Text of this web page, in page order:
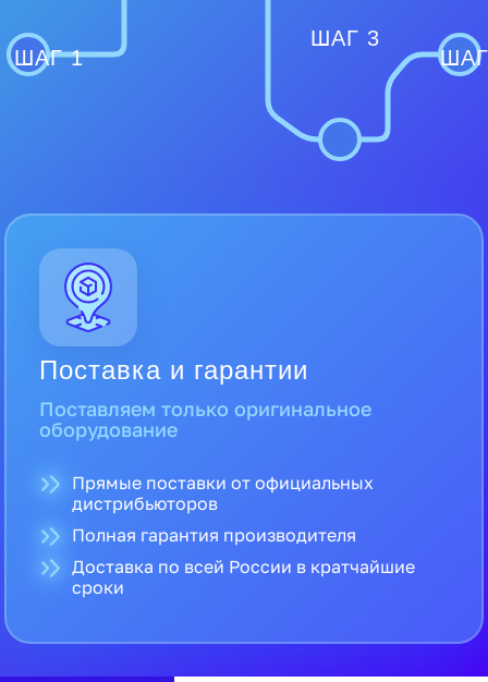
ШАГ 1
ШАГ 3
Поставка и гарантии
Поставляем только оригинальное
оборудование
Прямые поставки от официальных
дистрибьюторов
Полная гарантия производителя
Доставка по всей России в кратчайшие
сроки